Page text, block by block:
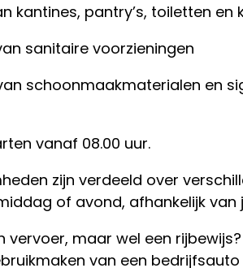
kantines, pantry’s, toiletten en
sanitaire voorzieningen
schoonmaakmaterialen en
vanaf 08.00 uur.
zijn verdeeld over
of avond, afhankelijk van
vervoer, maar wel een rijbewijs?
van een